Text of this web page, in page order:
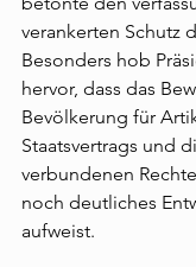
verankerten Schutz
Besonders hob
hervor, dass das
Bevölkerung für
Staatsvertrags und
verbundenen
noch deutliches
aufweist.